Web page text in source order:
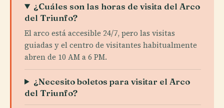
¿Cuáles son las horas de visita del Arco
del Triunfo?
El arco está accesible 24/7, pero las visitas
guiadas y el centro de visitantes habitualmente
abren de 10 AM a 6 PM.
¿Necesito boletos para visitar el Arco
del Triunfo?